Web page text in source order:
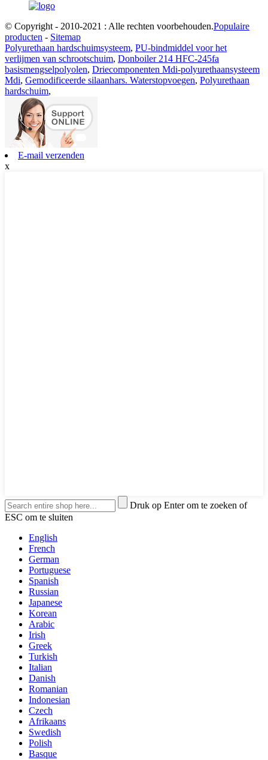
© Copyright - 2010-2021 : Alle rechten voorbehouden.Populaire
producten - Sitemap
Polyurethaan hardschuimsysteem, PU-bindmiddel voor het
verlijmen van schrootschuim, Donboiler 214 HFC-245fa
basismengselpolyolen, Driecomponenten Mdi-polyurethaansysteem
Mdi, Gemodificeerde silaanhars. Waterstopvoegen, Polyurethaan
hardschuim,
E-mail verzenden
x
Druk op Enter om te zoeken of
ESC om te sluiten
English
French
German
Portuguese
Spanish
Russian
Japanese
Korean
Arabic
Irish
Greek
Turkish
Italian
Danish
Romanian
Indonesian
Czech
Afrikaans
Swedish
Polish
Basque